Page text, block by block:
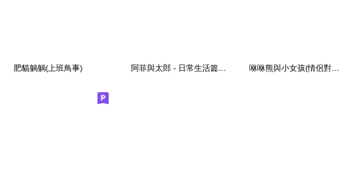
肥貓躺躺(上班鳥事) 阿菲與太郎 - 日常生活篇（2） 咻咻熊與小女孩(情侶對話篇5）